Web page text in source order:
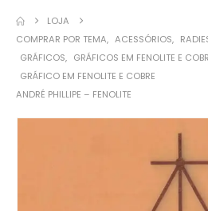
LOJA
COMPRAR POR TEMA, ACESSÓRIOS,
GRÁFICOS, GRÁFICOS EM FENOLITE E
GRÁFICO EM FENOLITE E COBRE
ANDRÉ PHILLIPE – FENOLITE